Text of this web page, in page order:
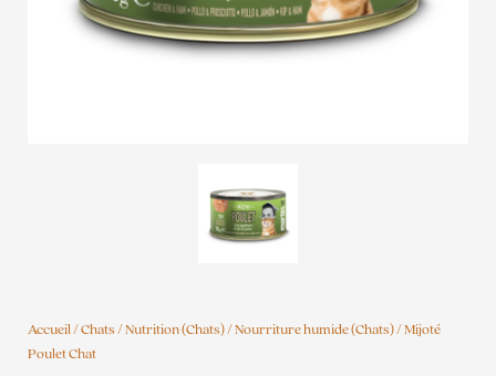
Accueil/Chats/Nutrition (Chats)/Nourriture humide (Chats)/ Mijoté
Poulet Chat